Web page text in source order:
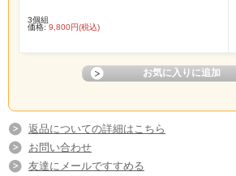
3個組
価格: 9,800円(税込)
返品についての詳細はこちら
お問い合わせ
友達にメールですすめる